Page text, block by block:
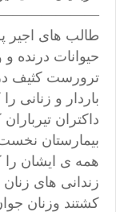
طالب های اجیر
حیوانات درنده
ترورست کثیف در
باردار و زنانی
داکتران
بیمارستان
زندانی های زنان
کشتند وزنان